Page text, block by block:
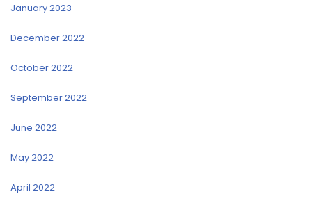
January 2023
December 2022
October 2022
September 2022
June 2022
May 2022
April 2022